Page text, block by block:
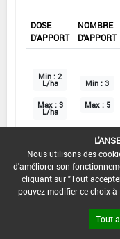
DOSE
D'APPORT
NOMBRE
D'APPORT
Min : 2
L/ha
Max : 3
L/ha
Min : 3
Max : 5
DATE
09/03/2018
COMMENTAIRE :
Nous utilisons des
d'améliorer son
cliquant sur "Tout
pouvez modifier ce choix
Tout